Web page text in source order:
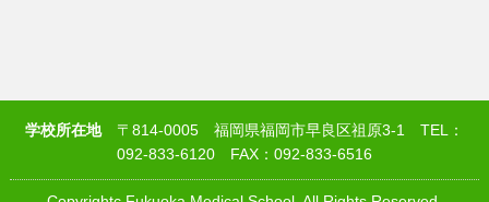
学校所在地〒814-0005 福岡県福岡市早良区祖原3-1 TEL：
092-833-6120 FAX：092-833-6516